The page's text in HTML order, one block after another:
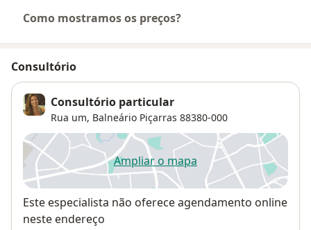
Como mostramos os preços?
Consultório
Consultório particular
Rua um, Balneário Piçarras 88380-000
Ampliar o mapaabre num novo separador
Disponibilidade
Este especialista não oferece agendamento online
neste endereço